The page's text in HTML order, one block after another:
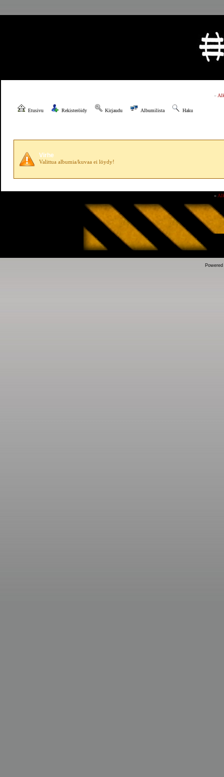
»
Etusivu Rekisteröidy Kirjaudu Albumilista Haku
Virhe
Valittua albumia/kuvaa ei löydy!
»